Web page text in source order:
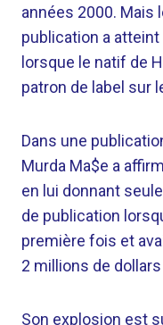
années 2000. Mais
publication a
lorsque le natif de
patron de label sur
Dans une
Murda Ma$e a
en lui donnant
de publication
première fois et
2 millions de
Son explosion est